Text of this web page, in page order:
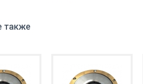
также